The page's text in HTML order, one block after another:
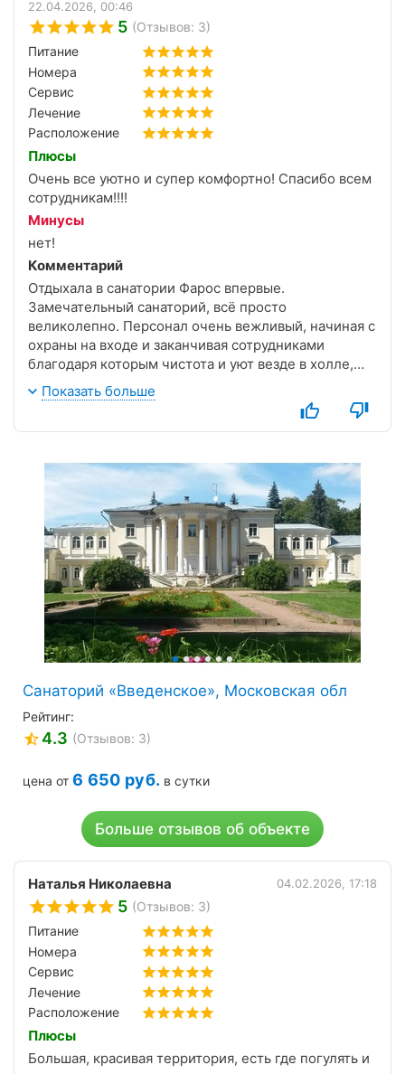
22.04.2026, 00:46
5 (Отзывов: 3)
Питание
Номера
Сервис
Лечение
Расположение
Плюсы
Очень все уютно и супер комфортно! Спасибо всем
сотрудникам!!!!
Минусы
нет!
Комментарий
Отдыхала в санатории Фарос впервые.
Замечательный санаторий, всё просто
великолепно. Персонал очень вежливый, начиная с
охраны на входе и заканчивая сотрудниками
благодаря которым чистота и уют везде в холле,
номерах, бассейне, в парке. Везде уют, чистота,
прекрасная кухня. Впечатлило, что на территории
парка расположены детские площадки, места для
попробовать вкусное мороженое! На территории
парка чтут память о героях войны, ухоженные
памятники с именами тех, кто защищал нашу землю
от фашизма. В путёвку включены посещения
врачей, всё в удобное для Вас время, быстро и
качественно. Прекрасное место для отдыха, море,
чистейший воздух, бассейн, кинотеатр, все для Вас.
Мне очень понравилось, рекомендую!!!!!
Показать больше
Санаторий «Введенское», Московская обл
Рейтинг:
4.3 (Отзывов: 3)
цена от 6 650 руб. в сутки
Больше отзывов об объекте
Наталья Николаевна 04.02.2026, 17:18
5 (Отзывов: 3)
Питание
Номера
Сервис
Лечение
Расположение
Плюсы
Большая, красивая территория, есть где погулять и